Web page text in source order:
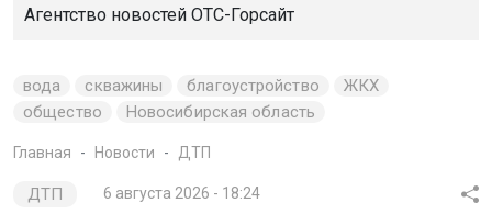
Агентство новостей ОТС-Горсайт
вода скважины благоустройство
ЖКХ
общество
Новосибирская область
Главная Новости ДТП
ДТП 6 августа 2026 - 18:24